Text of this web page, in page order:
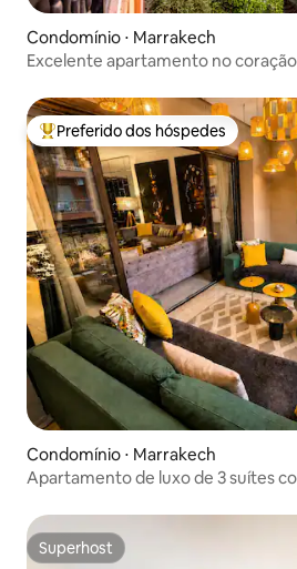
Condomínio ⋅ Marrakech
Excelente apartamento no
Entre os melhores preferidos dos
Preferido dos hóspedes
Condomínio ⋅ Marrakech
Apartamento de luxo de 3 suítes
Superhost
Superhost